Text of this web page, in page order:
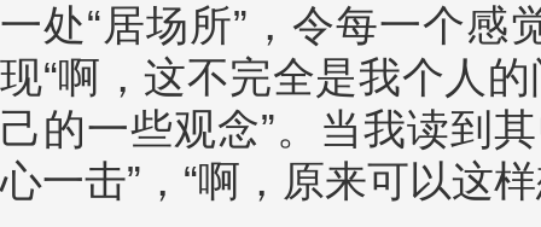
一处“居场所”，令每一个感
现“啊，这不完全是我个人
己的一些观念”。当我读到
心一击”，“啊，原来可以这